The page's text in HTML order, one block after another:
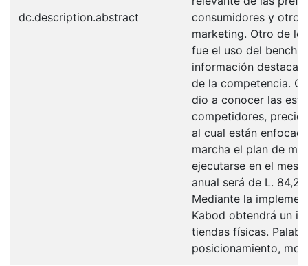
dc.description.abstract
consumidores y
marketing. Otro de
fue el uso del
información
de la competencia.
dio a conocer las
competidores,
al cual están
marcha el plan de
ejecutarse en el mes
anual será de L.
Mediante la
Kabod obtendrá un
tiendas físicas.
posicionamiento,